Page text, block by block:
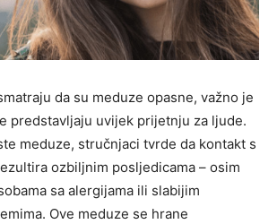
da su meduze opasne, važno je
predstavljaju uvijek prijetnju za ljude.
meduze, stručnjaci tvrde da kontakt s
ozbiljnim posljedicama – osim
sa alergijama ili slabijim
Ove meduze se hrane